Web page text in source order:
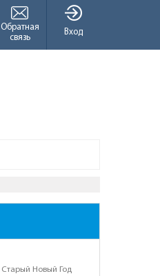
Вход
Обратная
связь
Старый Новый Год